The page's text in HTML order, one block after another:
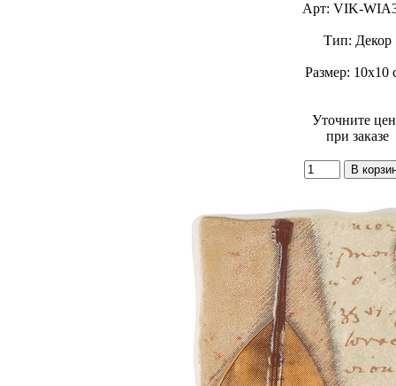
Арт: VIK-
Тип: Декор
Размер: 10х10
Уточните
при заказе